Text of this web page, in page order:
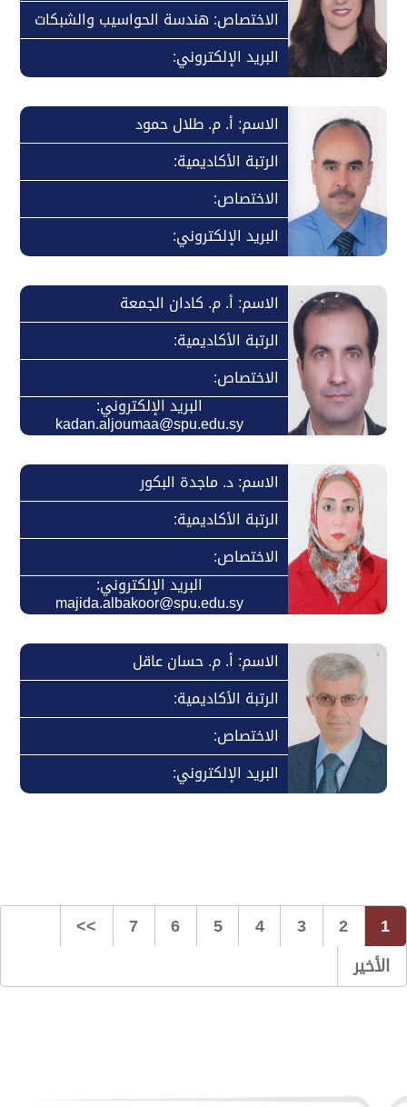
الاختصاص: هندسة الحواسيب والشبكات
البريد الإلكتروني:
الاسم: أ. م. طلال حمود
الرتبة الأكاديمية:
الاختصاص:
البريد الإلكتروني:
الاسم: أ. م. كادان الجمعة
الرتبة الأكاديمية:
الاختصاص:
البريد الإلكتروني:
kadan.aljoumaa@spu.edu.sy
الاسم: د. ماجدة البكور
الرتبة الأكاديمية:
الاختصاص:
البريد الإلكتروني:
majida.albakoor@spu.edu.sy
الاسم: أ. م. حسان عاقل
الرتبة الأكاديمية:
الاختصاص:
البريد الإلكتروني:
1
2
3
4
5
6
7
>>
الأخير